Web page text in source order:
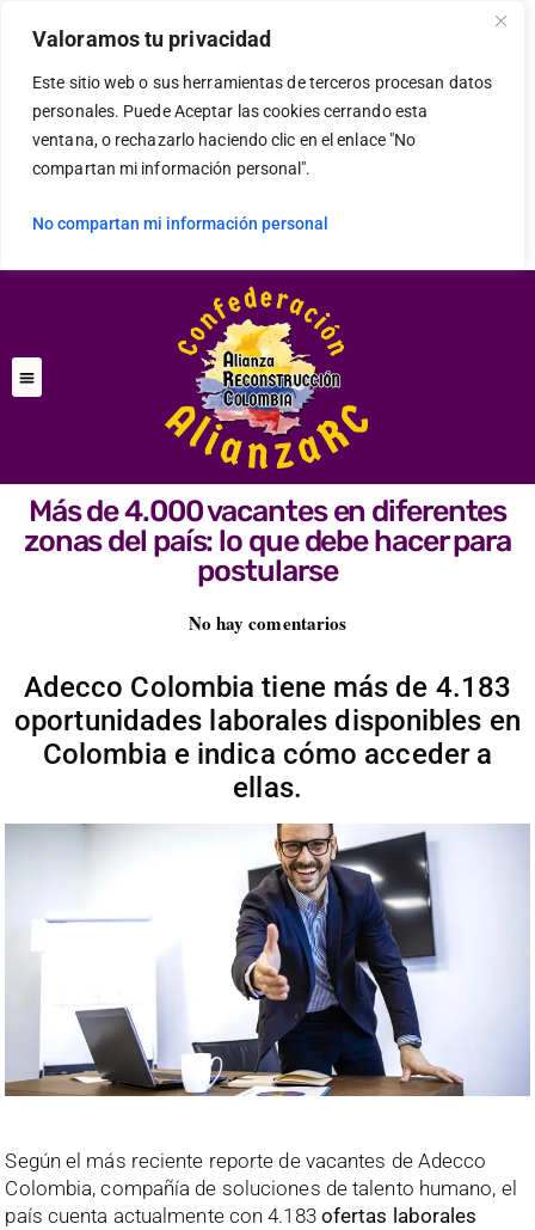
Valoramos tu privacidad
Este sitio web o sus herramientas de terceros procesan datos
personales. Puede Aceptar las cookies cerrando esta
ventana, o rechazarlo haciendo clic en el enlace "No
compartan mi información personal".
No compartan mi información personal
Más de 4.000 vacantes en diferentes
zonas del país: lo que debe hacer para
postularse
No hay comentarios
Adecco Colombia tiene más de 4.183
oportunidades laborales disponibles en
Colombia e indica cómo acceder a
ellas.
Según el más reciente reporte de vacantes de Adecco
Colombia, compañía de soluciones de talento humano, el
país cuenta actualmente con 4.183 ofertas laborales